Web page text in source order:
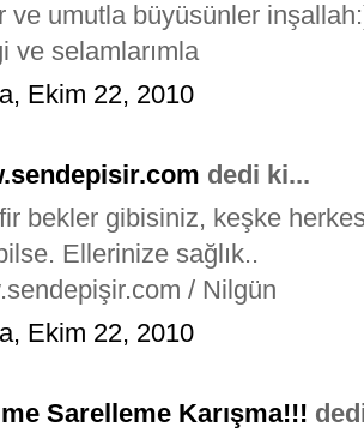
ve umutla büyüsünler
ve selamlarımla
Ekim 22, 2010
dedi ki...
bekler gibisiniz, keşke
Ellerinize sağlık..
/ Nilgün
Ekim 22, 2010
Sarelleme Karışma!!!